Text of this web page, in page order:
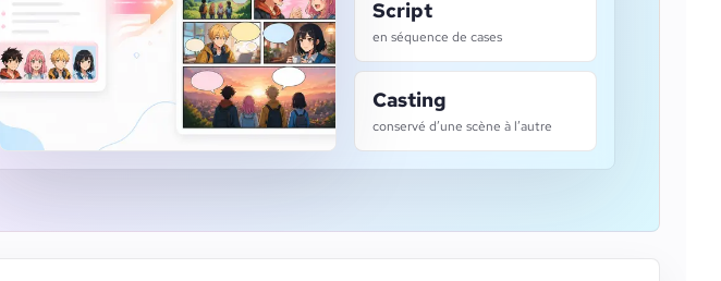
Script
en séquence de cases
Casting
conservé d’une scène à l’autre